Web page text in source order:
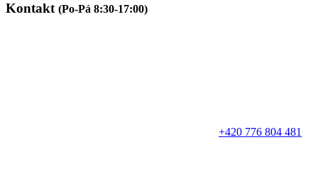
Kontakt (Po-Pá 8:30-17:00)
+420 776 804 481